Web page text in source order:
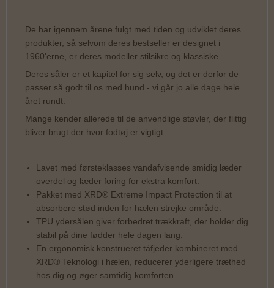
De har igennem årene fulgt med tiden og udviklet deres
produkter, så selvom deres bestseller er designet i
1960'erne, er deres modeller stilsikre og klassiske.
Deres såler er et kapitel for sig selv, og det er derfor de
passer så godt til os med hund - vi går jo alle dage hele
året rundt.
Mange kender allerede til de anvendlige støvler, der flittig
bliver brugt der hvor fodtøj er vigtigt.
Lavet med førsteklasses vandafvisende smidig læder
overdel og læder foring for ekstra komfort.
Pakket med XRD® Extreme Impact Protection til at
absorbere stød inden for hælen strejke område.
TPU ydersålen giver forbedret trækkraft, der holder dig
stabil på dine fødder hele dagen lang.
En ergonomisk konstrueret tåfjeder kombineret med
XRD® Teknologi i hælen, reducerer yderligere træthed
hos dig og øger samtidig komforten.